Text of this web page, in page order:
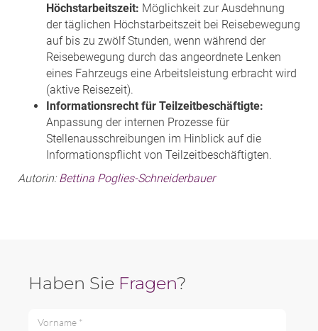
Höchstarbeitszeit: Möglichkeit zur Ausdehnung
der täglichen Höchstarbeitszeit bei Reisebewegung
auf bis zu zwölf Stunden, wenn während der
Reisebewegung durch das angeordnete Lenken
eines Fahrzeugs eine Arbeitsleistung erbracht wird
(aktive Reisezeit).
Informationsrecht für Teilzeitbeschäftigte:
Anpassung der internen Prozesse für
Stellenausschreibungen im Hinblick auf die
Informationspflicht von Teilzeitbeschäftigten.
Autorin:Bettina Poglies-Schneiderbauer
Haben Sie Fragen?